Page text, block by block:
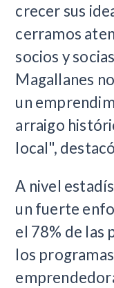
crecer sus
cerramos
socios y
Magallanes
un
arraigo
local",
A nivel
un fuerte
el 78% de las
los